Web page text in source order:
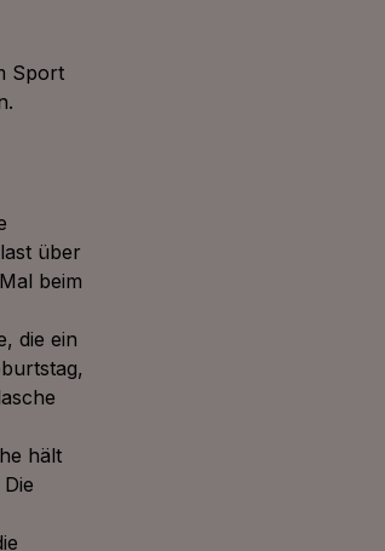
Sport
über
beim
die ein
hält